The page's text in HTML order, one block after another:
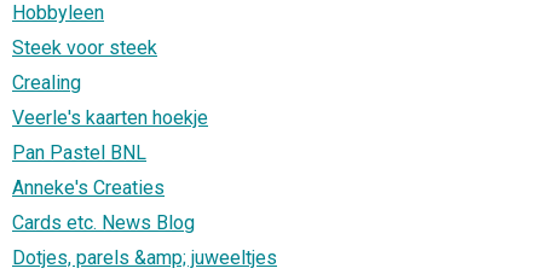
Hobbyleen
Steek voor steek
Crealing
Veerle's kaarten hoekje
Pan Pastel BNL
Anneke's Creaties
Cards etc. News Blog
Dotjes, parels &amp; juweeltjes